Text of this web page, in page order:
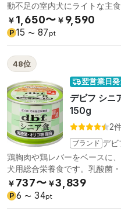
動不足の室内犬にライトな主
￥ 1,650〜 ￥ 9,590
P 15 〜 87 pt
48位
翌営業日
デビフ シニ
150g
2
ブランド デビ
鶏胸肉や鶏レバーをベースに
犬用総合栄養食です。乳酸菌・
￥ 737〜 ￥3,839
P 6 〜 34pt